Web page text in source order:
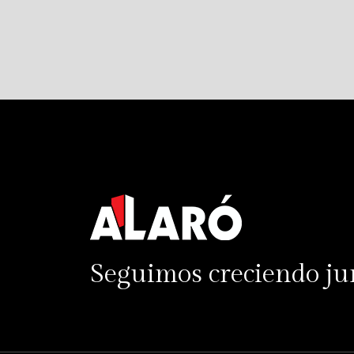
Seguimos creciendo